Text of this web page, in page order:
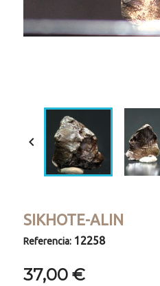

SIKHOTE-ALIN
Referencia: 12258
37,00 €